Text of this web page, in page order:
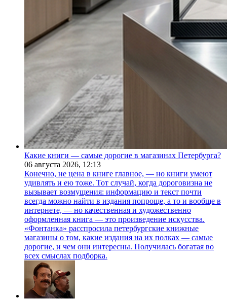
Какие книги — самые дорогие в магазинах Петербурга?
06 августа 2026, 12:13
Конечно, не цена в книге главное, — но книги умеют
удивлять и ею тоже. Тот случай, когда дороговизна не
вызывает возмущения: информацию и текст почти
всегда можно найти в издания попроще, а то и вообще в
интернете, — но качественная и художественно
оформленная книга — это произведение искусства.
«Фонтанка» расспросила петербургские книжные
магазины о том, какие издания на их полках — самые
дорогие, и чем они интересны. Получилась богатая во
всех смыслах подборка.